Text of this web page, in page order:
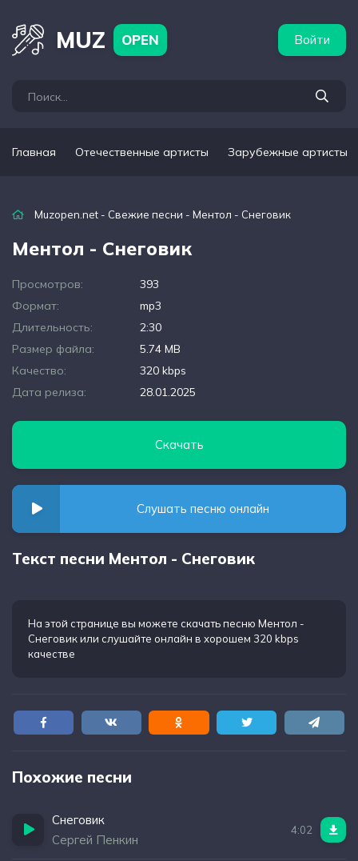
MUZ OPEN Войти
Главная Отечественные артисты Зарубежные артисты
Muzopen.net - Свежие песни - Ментол - Снеговик
Ментол - Снеговик
Просмотров:
393
Формат:
mp3
Длительность:
2:30
Размер файла:
5.74 MB
Качество:
320 kbps
Дата релиза:
28.01.2025
Скачать
Слушать песню онлайн
Текст песни Ментол - Снеговик
На этой странице вы можете скачать песню Ментол -
Снеговикили слушайте онлайн в хорошем 320 kbps
качестве
Похожие песни
Снеговик
Сергей Пенкин
4:02
артисты Популярные подборки